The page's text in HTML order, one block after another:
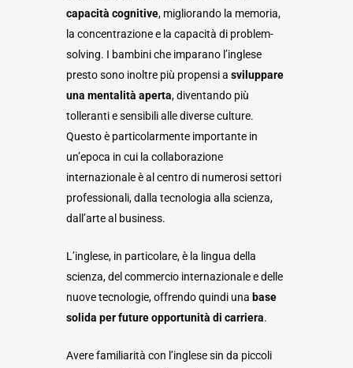
capacità cognitive, migliorando la memoria,
la concentrazione e la capacità di problem-
solving. I bambini che imparano l’inglese
presto sono inoltre più propensi a sviluppare
una mentalità aperta, diventando più
tolleranti e sensibili alle diverse culture.
Questo è particolarmente importante in
un’epoca in cui la collaborazione
internazionale è al centro di numerosi settori
professionali, dalla tecnologia alla scienza,
dall’arte al business.
L’inglese, in particolare, è la lingua della
scienza, del commercio internazionale e delle
nuove tecnologie, offrendo quindi una base
solida per future opportunità di carriera.
Avere familiarità con l’inglese sin da piccoli